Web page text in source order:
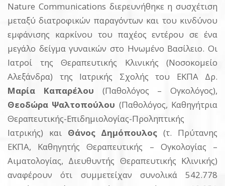
Nature Communications διερευνήθηκε η συσχέτιση
μεταξύ διατροφικών παραγόντων και του κινδύνου
εμφάνισης καρκίνου του παχέος εντέρου σε ένα
μεγάλο δείγμα γυναικών στο Ηνωμένο Βασίλειο. Οι
Ιατροί της Θεραπευτικής Κλινικής (Νοσοκομείο
Αλεξάνδρα) της Ιατρικής Σχολής του ΕΚΠΑ Δρ.
Μαρία Καπαρέλου (Παθολόγος – Ογκολόγος),
Θεοδώρα Ψαλτοπούλου (Παθολόγος, Καθηγήτρια
Θεραπευτικής-Επιδημιολογίας-Προληπτικής
Ιατρικής) και Θάνος Δημόπουλος(τ. Πρύτανης
ΕΚΠΑ, Καθηγητής Θεραπευτικής – Ογκολογίας –
Αιματολογίας, Διευθυντής Θεραπευτικής Κλινικής)
αναφέρουν ότι συμμετείχαν συνολικά 542.778